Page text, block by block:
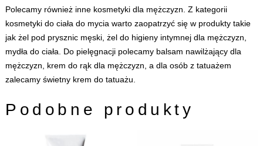
Polecamy również inne kosmetyki dla mężczyzn . Z kategorii
kosmetyki do ciała do mycia warto zaopatrzyć się w produkty takie
jak żel pod prysznic męski, żel do higieny intymnej dla mężczyzn
mydła do ciała . Do pielęgnacji polecamy balsam nawilżający dla
mężczyzn
krem do rąk dla mężczyzn , a dla osób z tatuażem
zalecamy świetny krem do tatuażu
Podobne produkty